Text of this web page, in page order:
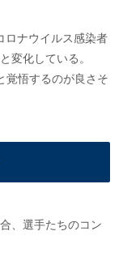
ロナウイルス感染者
変化している。
覚悟するのが良さそ
、選手たちのコン